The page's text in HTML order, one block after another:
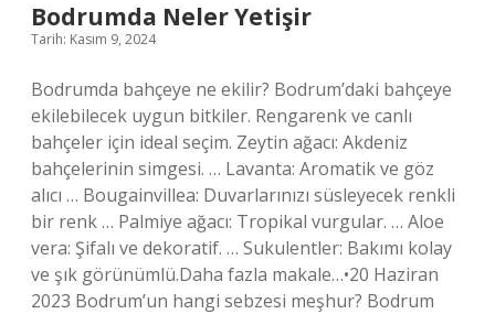
Bodrumda Neler Yetişir
Tarih: Kasım 9, 2024
Bodrumda bahçeye ne ekilir? Bodrum’daki bahçeye
ekilebilecek uygun bitkiler. Rengarenk ve canlı
bahçeler için ideal seçim. Zeytin ağacı: Akdeniz
bahçelerinin simgesi. … Lavanta: Aromatik ve göz
alıcı … Bougainvillea: Duvarlarınızı süsleyecek renkli
bir renk … Palmiye ağacı: Tropikal vurgular. … Aloe
vera: Şifalı ve dekoratif. … Sukulentler: Bakımı kolay
ve şık görünümlü.Daha fazla makale…•20 Haziran
2023 Bodrum’un hangi sebzesi meşhur? Bodrum